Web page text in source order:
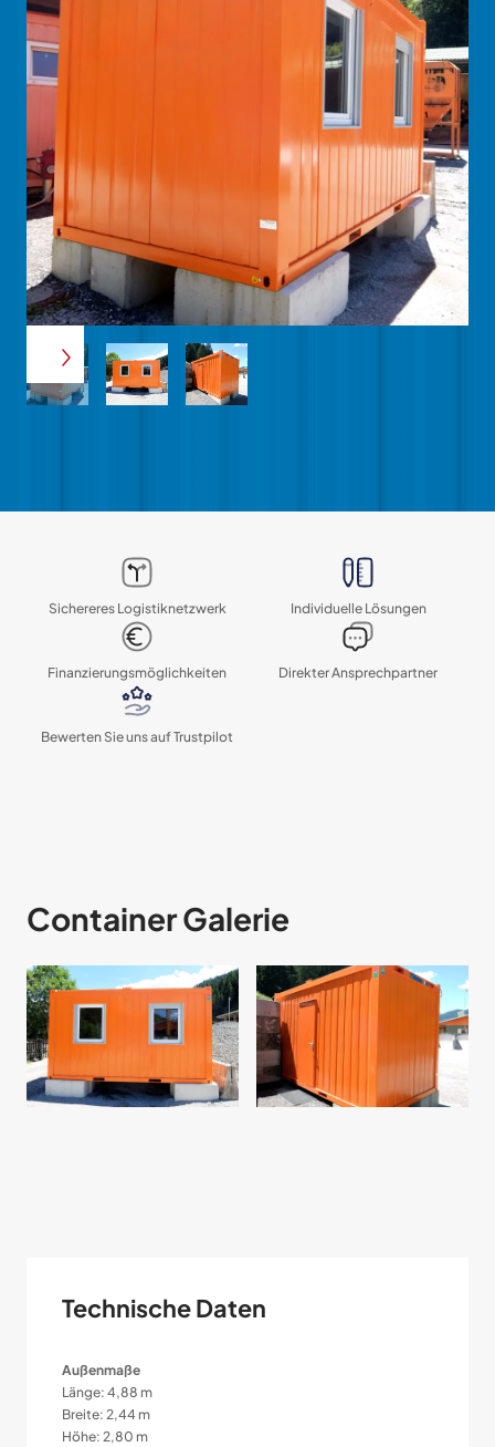
Sichereres Logistik­netzwerk Individuelle Lösungen
Finanzierungs­möglichkeiten Direkter Ansprechpartner
Bewerten Sie uns auf Trustpilot
Container Galerie
Technische Daten
Außenmaße
Länge: 4,88 m
Breite: 2,44 m
Höhe: 2,80 m